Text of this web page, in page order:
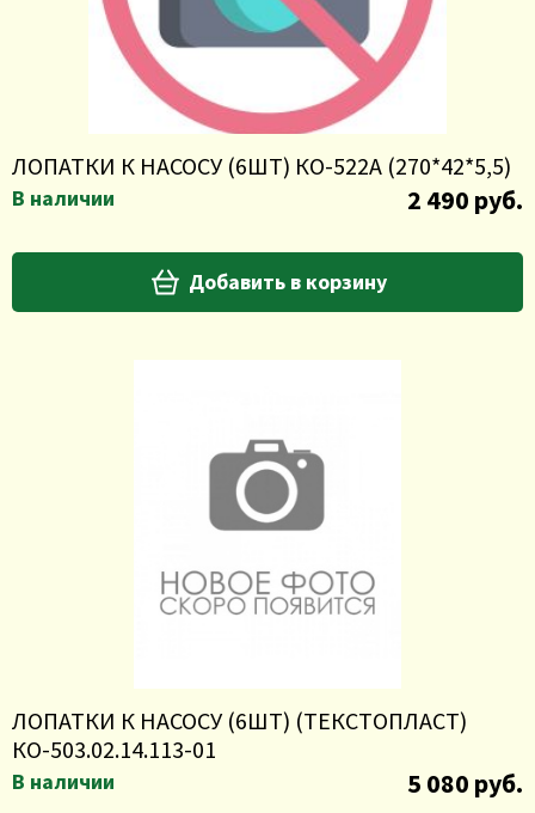
ЛОПАТКИ К НАСОСУ (6ШТ) КО-522А (270*42*5,5)
В наличии 2 490 руб.
Добавить в корзину
ЛОПАТКИ К НАСОСУ (6ШТ) (ТЕКСТОПЛАСТ)
КО-503.02.14.113-01
В наличии 5 080 руб.